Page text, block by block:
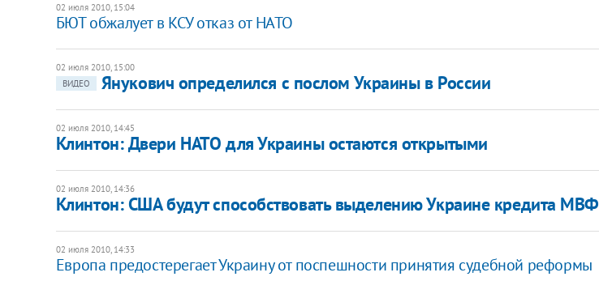
02 июля 2010, 15:04
БЮТ обжалует в КСУ отказ от НАТО
02 июля 2010, 15:00
ВИДЕО
Янукович определился с послом Украины в России
02 июля 2010, 14:45
Клинтон: Двери НАТО для Украины остаются открытыми
02 июля 2010, 14:36
Клинтон: США будут способствовать выделению Украине кредита МВФ
02 июля 2010, 14:33
Европа предостерегает Украину от поспешности принятия судебной реформы